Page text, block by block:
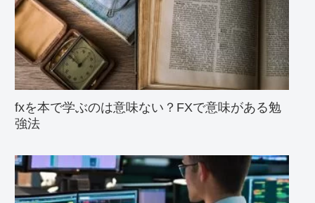
fxを本で学ぶのは意味ない？FXで意味がある勉
強法